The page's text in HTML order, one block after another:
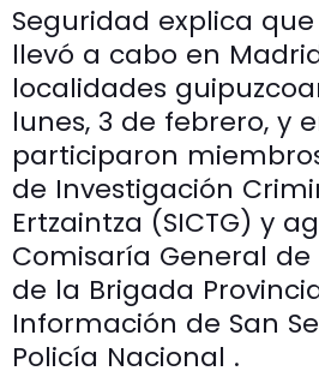
Seguridad explica
llevó a cabo en
localidades
lunes, 3 de febrero, y
participaron
de Investigación
Ertzaintza (SICTG) y
Comisaría General
de la Brigada
Información de San
Policía Nacional .